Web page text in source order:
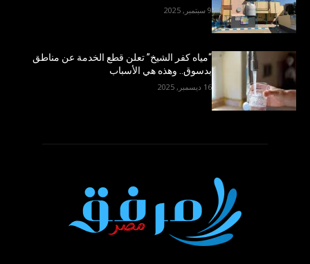
9 سبتمبر, 2025
“مياه كفر الشيخ” تعلن قطع الخدمة عن مناطق
بدسوق.. وهذه هي الأسباب
16 ديسمبر, 2025